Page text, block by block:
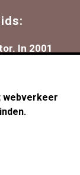
In 2001
bedrijf
want ik
ik daar
mezelf
webverkeer